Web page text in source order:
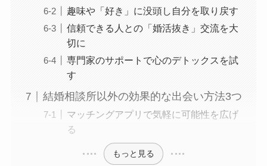
趣味や「好き」に没頭し自分を取り戻す
信頼できる人との「婚活抜き」交流を大
切に
専門家のサポートで心のデトックスを試
す
結婚相談所以外の効果的な出会い方法3つ
マッチングアプリで気軽に可能性を広げ
る
もっと見る